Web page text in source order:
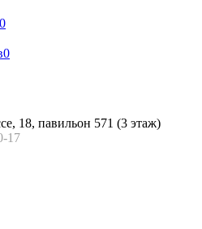
0
0
18, павильон 571 (3 этаж)
17